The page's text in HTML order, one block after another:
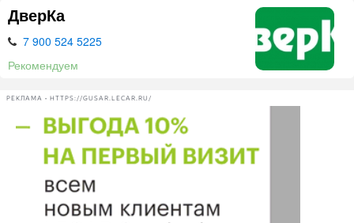
ДверКа
7 900 524 5225
Рекомендуем
РЕКЛАМА • HTTPS://GUSAR.LECAR.RU/